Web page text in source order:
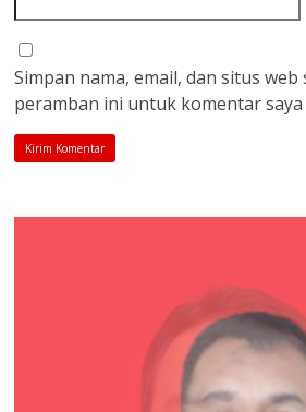
Simpan nama, email, dan situs web
peramban ini untuk komentar